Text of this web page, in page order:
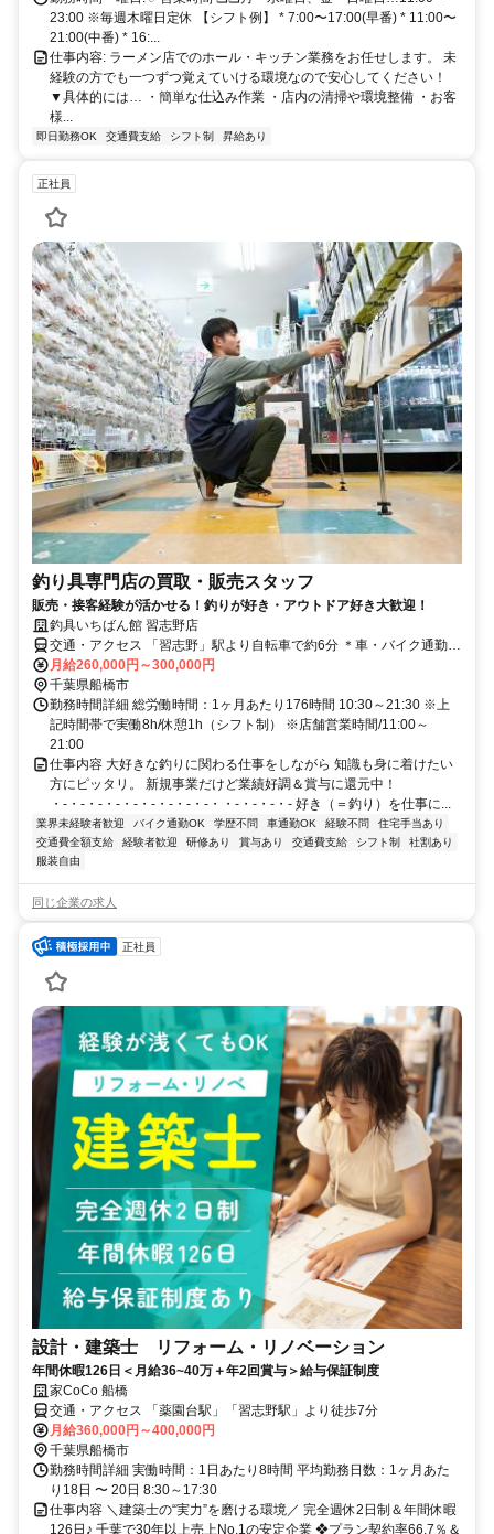
23:00 ※毎週木曜日定休 【シフト例】 * 7:00〜17:00(早番) * 11:00〜
21:00(中番) * 16:...
仕事内容: ラーメン店でのホール・キッチン業務をお任せします。 未
経験の方でも一つずつ覚えていける環境なので安心してください！
▼具体的には… ・簡単な仕込み作業 ・店内の清掃や環境整備 ・お客
様...
即日勤務OK 交通費支給 シフト制 昇給あり
正社員
釣り具専門店の買取・販売スタッフ
販売・接客経験が活かせる！釣りが好き・アウトドア好き大歓迎！
釣具いちばん館 習志野店
交通・アクセス 「習志野」駅より自転車で約6分 ＊車・バイク通勤
OK
月給260,000円～300,000円
千葉県船橋市
勤務時間詳細 総労働時間：1ヶ月あたり176時間 10:30～21:30 ※上
記時間帯で実働8h/休憩1h（シフト制） ※店舗営業時間/11:00～
21:00
仕事内容 大好きな釣りに関わる仕事をしながら 知識も身に着けたい
方にピッタリ。 新規事業だけど業績好調＆賞与に還元中！
・-・-・-・-・-・-・-・-・-・・-・-・-・- 好き（＝釣り）を仕事に...
業界未経験者歓迎 バイク通勤OK 学歴不問 車通勤OK 経験不問
住宅手当あり
交通費全額支給
経験者歓迎 研修あり 賞与あり 交通費支給 シフト制
社割あり
服装自由
同じ企業の求人
正社員
設計・建築士 リフォーム・リノベーション
年間休暇126日＜月給36~40万＋年2回賞与＞給与保証制度
家CoCo 船橋
交通・アクセス 「薬園台駅」「習志野駅」より徒歩7分
月給360,000円～400,000円
千葉県船橋市
勤務時間詳細 実働時間：1日あたり8時間 平均勤務日数：1ヶ月あた
り18日 〜 20日 8:30～17:30
仕事内容 ＼建築士の“実力”を磨ける環境／ 完全週休2日制＆年間休暇
126日♪ 千葉で30年以上売上No.1の安定企業 ❖プラン契約率66.7％＆